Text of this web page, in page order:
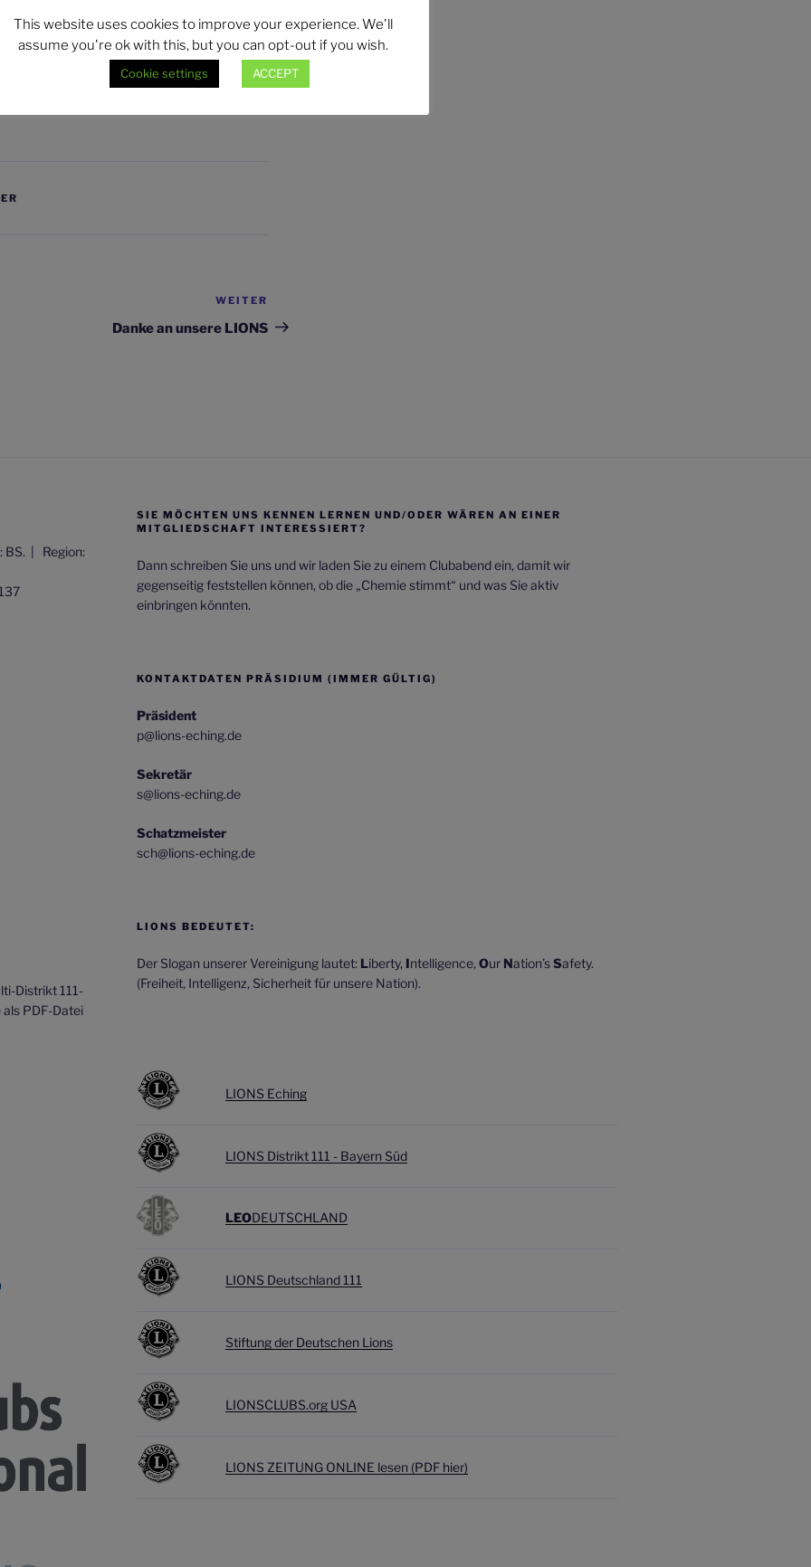
2021
Beitrag
WEITER
Danke an unsere LIONS
BS. | Region:
Distrikt 111-
PDF-Datei
SIE MÖCHTEN UNS KENNEN LERNEN UND/ODER WÄREN AN EINER
MITGLIEDSCHAFT INTERESSIERT?
Dann schreiben Sie uns und wir laden Sie zu einem Clubabend ein, damit wir
gegenseitig feststellen können, ob die „Chemie stimmt“ und was Sie aktiv
einbringen könnten.
KONTAKTDATEN PRÄSIDIUM (IMMER GÜLTIG)
Präsident
p@lions-eching.de
Sekretär
s@lions-eching.de
Schatzmeister
sch@lions-eching.de
LIONS BEDEUTET:
Der Slogan unserer Vereinigung lautet: Liberty, Intelligence, Our Nation’sSafety.
(Freiheit, Intelligenz, Sicherheit für unsere Nation).
LIONS Eching
LIONS Distrikt 111 - Bayern Süd
LEODEUTSCHLAND
LIONS Deutschland 111
Stiftung der Deutschen Lions
LIONSCLUBS.org USA
L IONS ZEITUNG ONLINE lesen (PDF hier)
This website uses cookies to improve your experience. We'll
assume you're ok with this, but you can opt-out if you wish.
Cookie settings ACCEPT